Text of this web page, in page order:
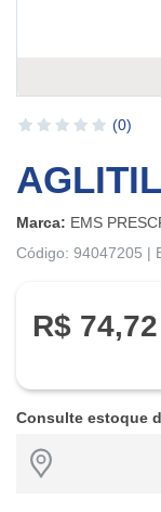
(0)
Marca: EMS
Código: 94047205 |
R$ 74,72
Consulte estoque